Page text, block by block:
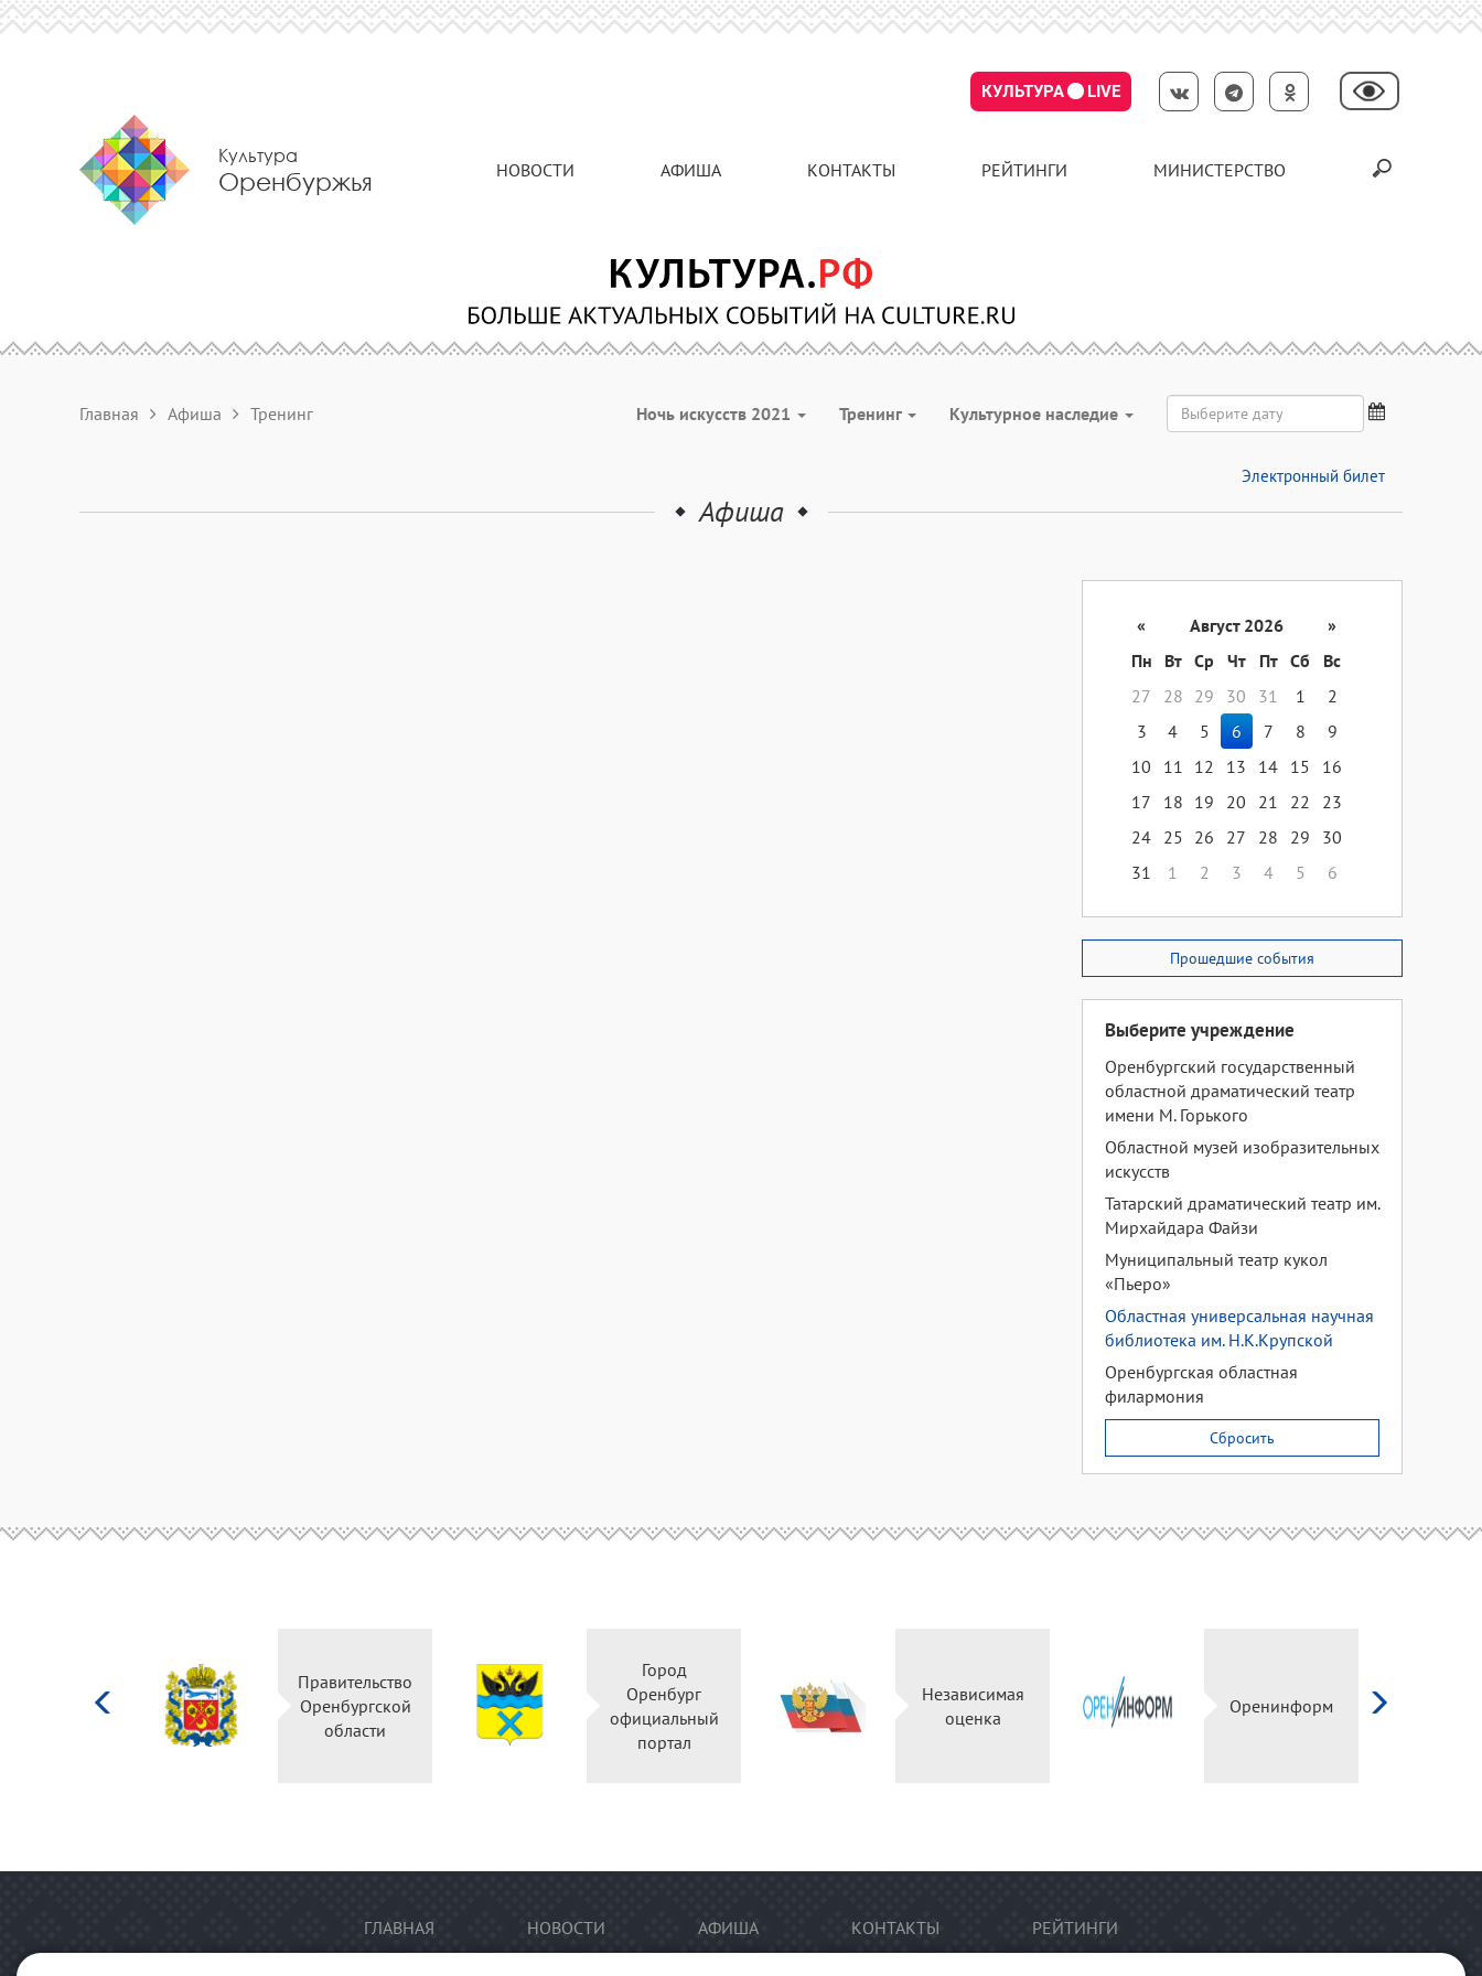
КУЛЬТУРА LIVE
Культура
Оренбуржья НОВОСТИ АФИША КОНТАКТЫ РЕЙТИНГИ МИНИСТЕРСТВО
Главная Афиша Тренинг Ночь искусств 2021 Тренинг Культурное наследие
Электронный билет
Афиша
« Август 2026
»
Пн
Вт Ср Чт Пт Сб
Вс
27
28 29 30 31 1
2
3
4 5 6 7 8
9
10
11 12 13 14 15
16
17
18 19 20 21 22
23
24 25 26 27 28 29
30
31
1 2 3 4 5 6
Прошедшие события
Выберите учреждение
Оренбургский государственный
областной драматический театр
имени М. Горького
Областной музей изобразительных
искусств
Татарский драматический театр им.
Мирхайдара Файзи
Муниципальный театр кукол
«Пьеро»
Областная универсальная научная
библиотека им. Н.К.Крупской
Оренбургская областная
филармония
Сбросить
Правительство
Оренбургской
области
Город
Оренбург
официальный
портал
Независимая
оценка
Оренинформ
ГЛАВНАЯ НОВОСТИ АФИША КОНТАКТЫ РЕЙТИНГИ